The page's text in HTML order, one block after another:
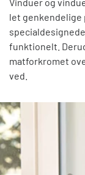
let genkendelige
funktionelt.
matforkromet
ved.